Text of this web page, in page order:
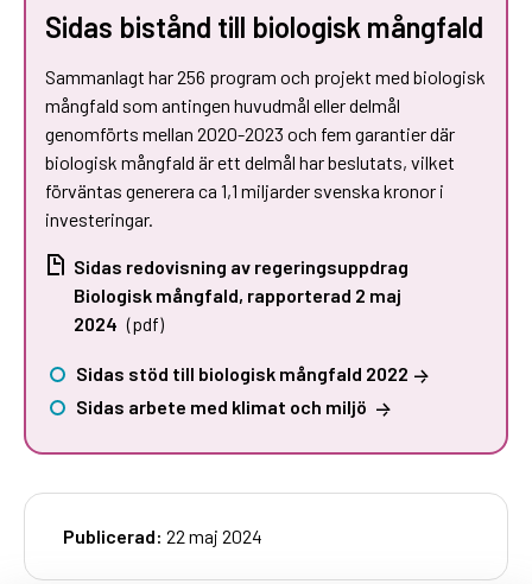
Sidas bistånd till biologisk mångfald
Sammanlagt har 256 program och projekt med biologisk
mångfald som antingen huvudmål eller delmål
genomförts mellan 2020-2023 och fem garantier där
biologisk mångfald är ett delmål har beslutats, vilket
förväntas generera ca 1,1 miljarder svenska kronor i
investeringar.
Sidas redovisning av regeringsuppdrag
Biologisk mångfald, rapporterad 2 maj
2024 (pdf)
Sidas stöd till biologisk mångfald 2022
Sidas arbete med klimat och miljö
Publicerad: 22 maj 2024